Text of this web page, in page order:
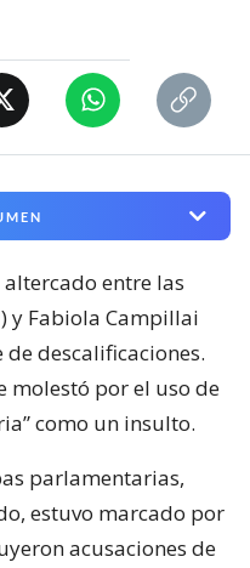
entre las
y Fabiola Campillai
descalificaciones.
molestó por el uso de
como un insulto.
parlamentarias,
estuvo marcado por
acusaciones de